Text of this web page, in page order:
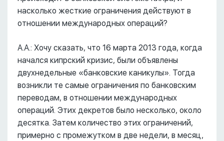
насколько жесткие ограничения действуют в
отношении международных операций?
А.А.: Хочу сказать, что 16 марта 2013 года, когда
начался кипрский кризис, были объявлены
двухнедельные «банковские каникулы». Тогда
возникли те самые ограничения по банковским
переводам, в отношении международных
операций. Этих декретов было несколько, около
десятка. Затем количество этих ограничений,
примерно с промежутком в две недели, в месяц,